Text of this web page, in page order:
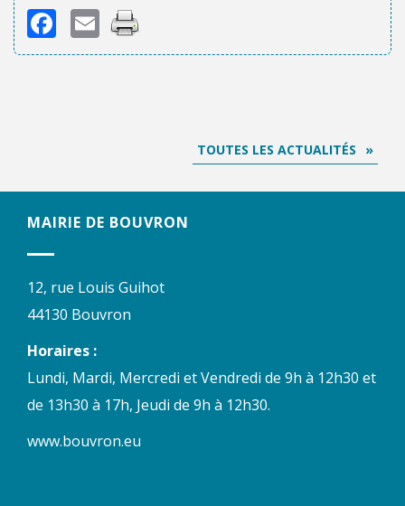
Facebook
Email
TOUTES LES ACTUALITÉS
MAIRIE DE BOUVRON
12, rue Louis Guihot
44130 Bouvron
Horaires :
Lundi, Mardi, Mercredi et Vendredi de 9h à 12h30 et
de 13h30 à 17h, Jeudi de 9h à 12h30.
www.bouvron.eu